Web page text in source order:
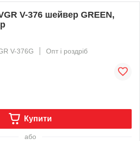
V-376 шейвер GREEN,
V-376G
Опт і роздріб
Купити
або